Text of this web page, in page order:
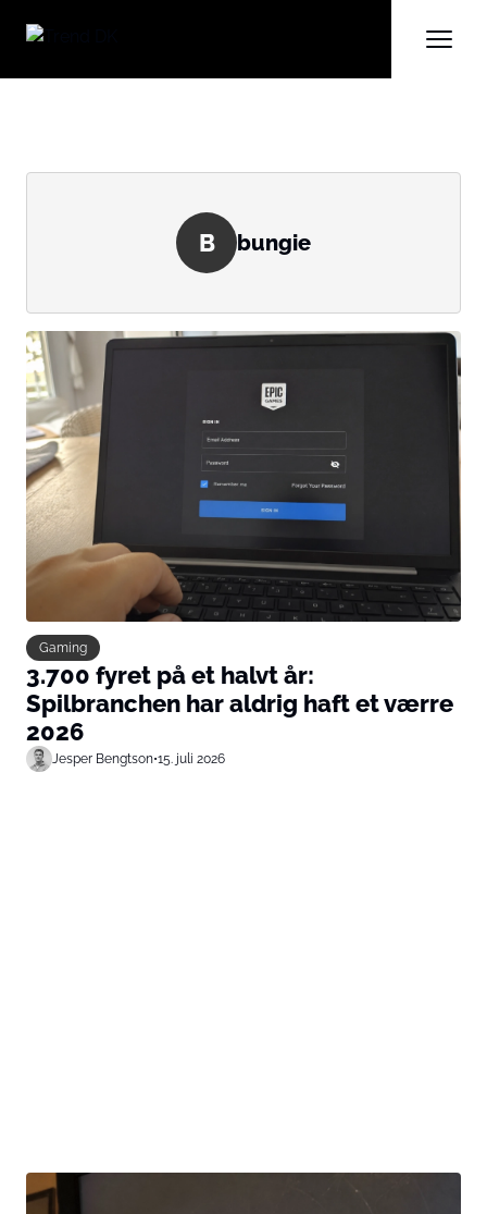
B bungie
Gaming
3.700 fyret på et halvt år:
Spilbranchen har aldrig haft et værre
2026
Jesper Bengtson•15. juli 2026